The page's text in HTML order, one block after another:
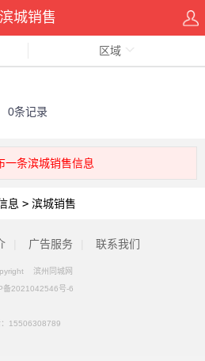
滨城销售
区域
0条记录
一条滨城销售信息
息 > 滨城销售
广告服务 联系我们
滨州同城网
备2021042546号-6
15506308789